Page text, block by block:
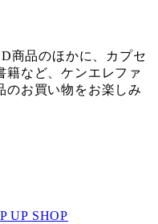
商品のほかに、カプセ
籍など、ケンエレファ
のお買い物をお楽しみ
UP SHOP